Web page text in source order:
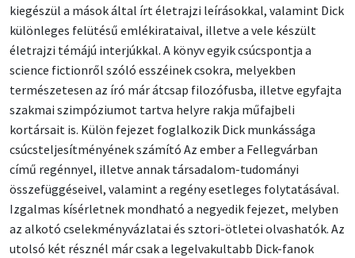
kiegészül a mások által írt életrajzi leírásokkal, valamint Dick
különleges felütésű emlékirataival, illetve a vele készült
életrajzi témájú interjúkkal. A könyv egyik csúcspontja a
science fictionről szóló esszéinek csokra, melyekben
természetesen az író már átcsap filozófusba, illetve egyfajta
szakmai szimpóziumot tartva helyre rakja műfajbeli
kortársait is. Külön fejezet foglalkozik Dick munkássága
csúcsteljesítményének számító Az ember a Fellegvárban
című regénnyel, illetve annak társadalom-tudományi
összefüggéseivel, valamint a regény esetleges folytatásával.
Izgalmas kísérletnek mondható a negyedik fejezet, melyben
az alkotó cselekményvázlatai és sztori-ötletei olvashatók. Az
utolsó két résznél már csak a legelvakultabb Dick-fanok